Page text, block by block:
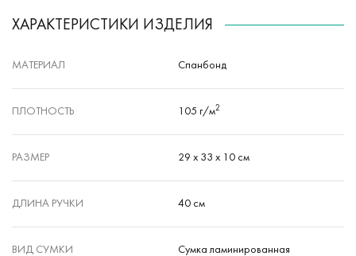
ХАРАКТЕРИСТИКИ ИЗДЕЛИЯ
МАТЕРИАЛ Спанбонд
ПЛОТНОСТЬ 105 г/м2
РАЗМЕР 29 х 33 х 10 см
ДЛИНА РУЧКИ 40 см
ВИД СУМКИ Сумка ламинированная